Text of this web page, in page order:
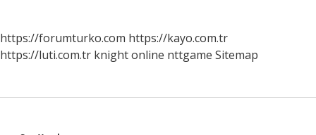
https://forumturko.com https://kayo.com.tr
https://luti.com.tr knight online nttgame Sitemap